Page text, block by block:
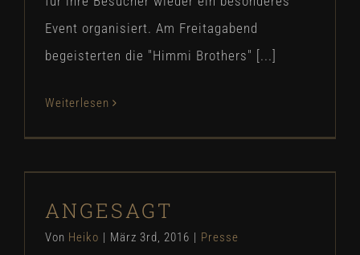
Event organisiert. Am Freitagabend
begeisterten die "Himmi Brothers" [...]
Weiterlesen
Presse
ANGESAGT
Von Heiko | März 3rd, 2016 | Presse